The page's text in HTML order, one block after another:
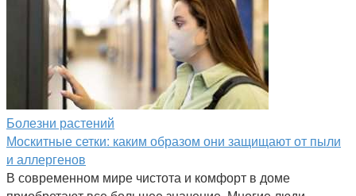
Болезни растений
Москитные сетки: каким образом они защищают от пыли
и аллергенов
В современном мире чистота и комфорт в доме